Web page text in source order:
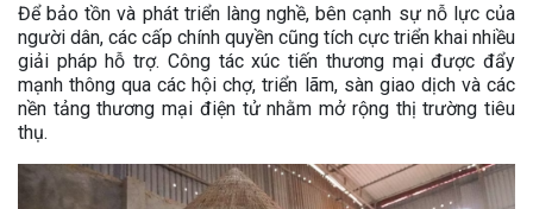
Để bảo tồn và phát triển làng nghề, bên cạnh sự nỗ lực của
người dân, các cấp chính quyền cũng tích cực triển khai nhiều
giải pháp hỗ trợ. Công tác xúc tiến thương mại được đẩy
mạnh thông qua các hội chợ, triển lãm, sàn giao dịch và các
nền tảng thương mại điện tử nhằm mở rộng thị trường tiêu
thụ.